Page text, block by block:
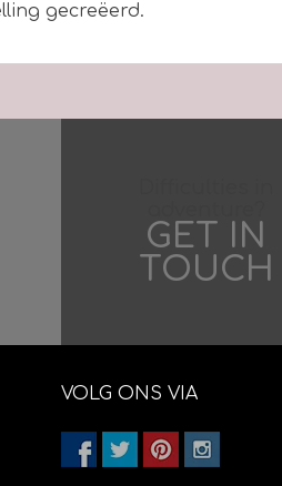
gecreëerd.
gewicht van een bolletje 25
GET IN
TOUCH
VOLG ONS VIA